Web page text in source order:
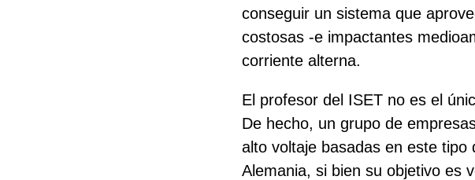
conseguir un sistema que
costosas -e impactantes
corriente alterna.
El profesor del ISET no es el
De hecho, un grupo de
alto voltaje basadas en este
Alemania, si bien su objetivo es